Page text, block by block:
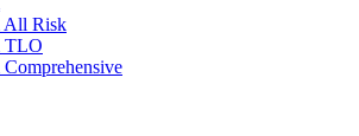
All Risk
TLO